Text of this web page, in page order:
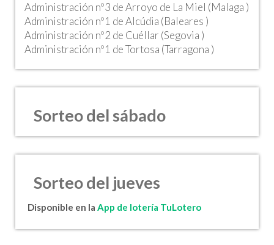
Administración nº3 de Arroyo de La Miel (Malaga )
Administración nº1 de Alcúdia (Baleares )
Administración nº2 de Cuéllar (Segovia )
Administración nº1 de Tortosa (Tarragona )
Sorteo del sábado
Sorteo del jueves
Disponible en la App de lotería TuLotero